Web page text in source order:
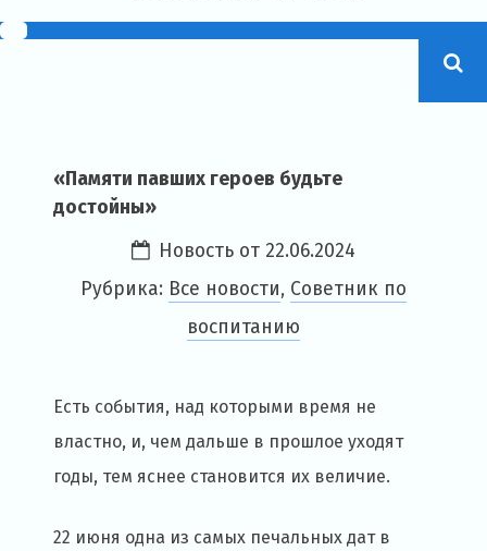
«Памяти павших героев будьте
достойны»
Новость от 22.06.2024
Рубрика: Все новости, Советник по
воспитанию
Есть события, над которыми время не
властно, и, чем дальше в прошлое уходят
годы, тем яснее становится их величие.
22 июня одна из самых печальных дат в